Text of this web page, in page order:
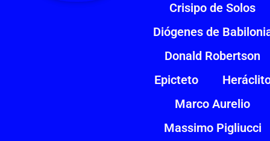
Crisipo de Solos
Diógenes de
Donald Robertson
Epicteto
Marco Aurelio
Massimo Pigliucci